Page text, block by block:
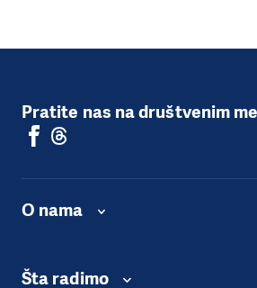
Pratite nas na društvenim
O nama
Šta radimo